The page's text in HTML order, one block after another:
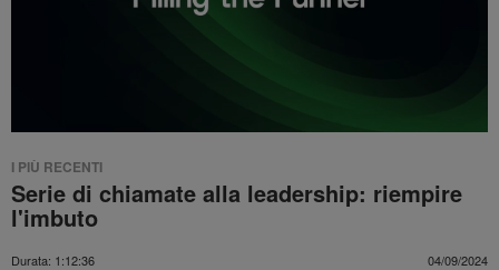
I PIÙ RECENTI
Serie di chiamate alla leadership: riempire
l'imbuto
Durata: 1:12:36 04/09/2024